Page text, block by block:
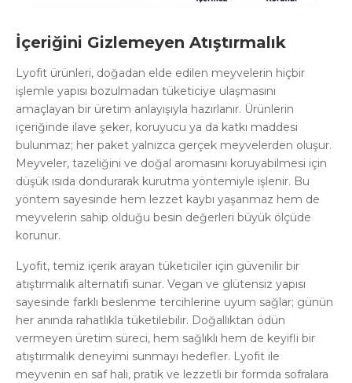
İçeriğini Gizlemeyen Atıştırmalık
Lyofit ürünleri, doğadan elde edilen meyvelerin hiçbir
işlemle yapısı bozulmadan tüketiciye ulaşmasını
amaçlayan bir üretim anlayışıyla hazırlanır. Ürünlerin
içeriğinde ilave şeker, koruyucu ya da katkı maddesi
bulunmaz; her paket yalnızca gerçek meyvelerden oluşur.
Meyveler, tazeliğini ve doğal aromasını koruyabilmesi için
düşük ısıda dondurarak kurutma yöntemiyle işlenir. Bu
yöntem sayesinde hem lezzet kaybı yaşanmaz hem de
meyvelerin sahip olduğu besin değerleri büyük ölçüde
korunur.
Lyofit, temiz içerik arayan tüketiciler için güvenilir bir
atıştırmalık alternatifi sunar. Vegan ve glütensiz yapısı
sayesinde farklı beslenme tercihlerine uyum sağlar; günün
her anında rahatlıkla tüketilebilir. Doğallıktan ödün
vermeyen üretim süreci, hem sağlıklı hem de keyifli bir
atıştırmalık deneyimi sunmayı hedefler. Lyofit ile
meyvenin en saf hali, pratik ve lezzetli bir formda sofralara